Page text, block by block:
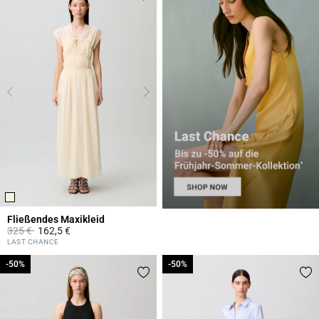
Fließendes Maxikleid
Price reduced from
325 €to162,5 €
3,7 out of 5 Customer Rating
LAST CHANCE
-50%
-50% -50%
-50%